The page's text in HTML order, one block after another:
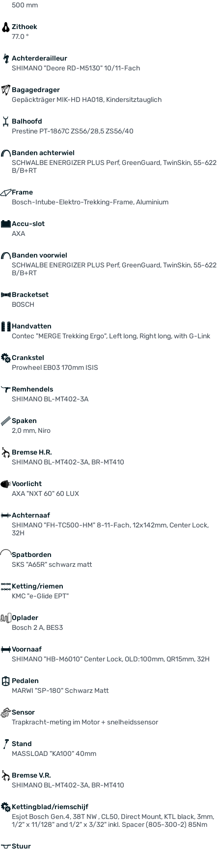
500 mm
Zithoek
77.0 °
Achterderailleur
SHIMANO "Deore RD-M5130" 10/11-Fach
Bagagedrager
Gepäckträger MIK-HD HA018, Kindersitztauglich
Balhoofd
Prestine PT-1867C ZS56/28,5 ZS56/40
Banden achterwiel
SCHWALBE ENERGIZER PLUS Perf, GreenGuard, TwinSkin, 55-622
B/B+RT
Frame
Bosch-Intube-Elektro-Trekking-Frame, Aluminium
Accu-slot
AXA
Banden voorwiel
SCHWALBE ENERGIZER PLUS Perf, GreenGuard, TwinSkin, 55-622
B/B+RT
Bracketset
BOSCH
Handvatten
Contec "MERGE Trekking Ergo", Left long, Right long, with G-Link
Crankstel
Prowheel EB03 170mm ISIS
Remhendels
SHIMANO BL-MT402-3A
Spaken
2,0 mm, Niro
Bremse H.R.
SHIMANO BL-MT402-3A, BR-MT410
Voorlicht
AXA "NXT 60" 60 LUX
Achternaaf
SHIMANO "FH-TC500-HM" 8-11-Fach, 12x142mm, Center Lock,
32H
Spatborden
SKS "A65R" schwarz matt
Ketting/riemen
KMC "e-Glide EPT"
Oplader
Bosch 2 A, BES3
Voornaaf
SHIMANO "HB-M6010" Center Lock, OLD:100mm, QR15mm, 32H
Pedalen
MARWI "SP-180" Schwarz Matt
Sensor
Trapkracht-meting im Motor + snelheidssensor
Stand
MASSLOAD "KA100" 40mm
Bremse V.R.
SHIMANO BL-MT402-3A, BR-MT410
Kettingblad/riemschijf
Esjot Bosch Gen.4, 38T NW , CL50, Direct Mount, KTL black, 3mm,
1/2" x 11/128" and 1/2" x 3/32" inkl. Spacer (805-300-2) 85Nm
Stuur